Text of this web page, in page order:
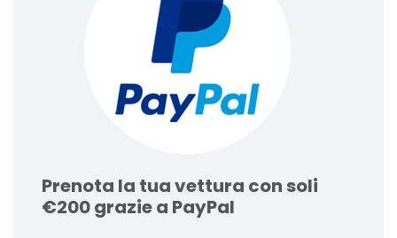
Prenota la tua vettura con soli
€200 grazie a PayPal